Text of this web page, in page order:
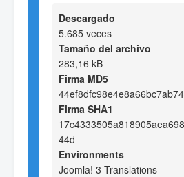
Descargado
5.685 veces
Tamaño del archivo
283,16 kB
Firma MD5
Firma SHA1
44d
Environments
Joomla! 3 Translations